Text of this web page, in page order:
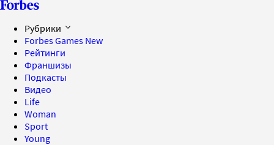
Рубрики
Forbes Games New
Рейтинги
Франшизы
Подкасты
Видео
Life
Woman
Sport
Young